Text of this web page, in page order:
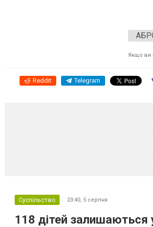
Якщо ви
Reddit Telegram
Суспільство 23:40, 5 серпня
118 дітей залишаються